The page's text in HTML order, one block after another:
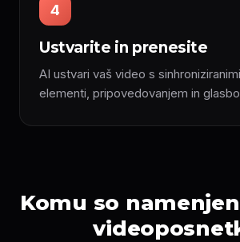
4
Ustvarite in prenesite
AI ustvari vaš video s
elementi, pripovedovanjem in
Komu so